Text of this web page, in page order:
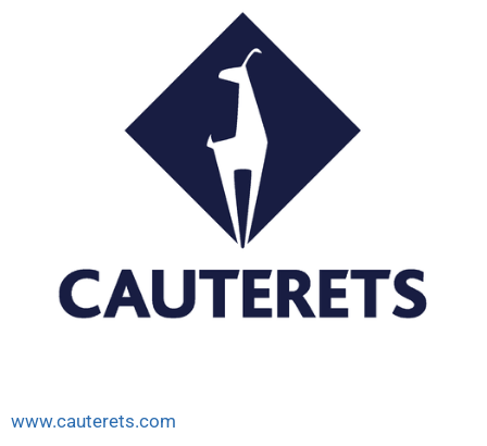
www.cauterets.com